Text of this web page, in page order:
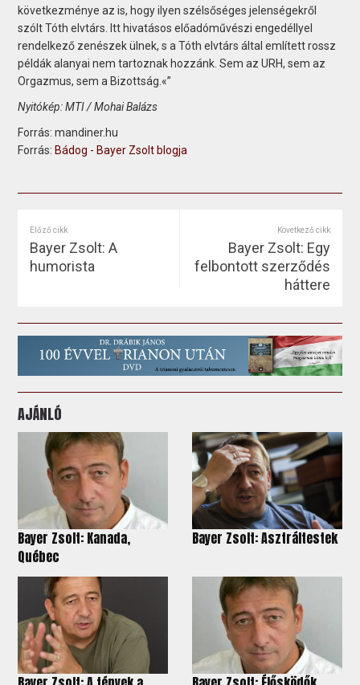
következménye az is, hogy ilyen szélsőséges jelenségekről
szólt Tóth elvtárs. Itt hivatásos előadóművészi engedéllyel
rendelkező zenészek ülnek, s a Tóth elvtárs által említett rossz
példák alanyai nem tartoznak hozzánk. Sem az URH, sem az
Orgazmus, sem a Bizottság.«”
Nyitókép: MTI / Mohai Balázs
Forrás: mandiner.hu
Forrás: Bádog - Bayer Zsolt blogja
Előző cikk
Bayer Zsolt: A
humorista
Következő cikk
Bayer Zsolt: Egy
felbontott szerződés
háttere
AJÁNLÓ
Bayer Zsolt: Kanada,
Québec
Bayer Zsolt: Asztráltestek